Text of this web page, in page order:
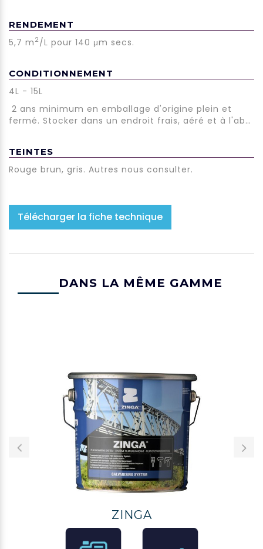
C3AMI656, C4ANI657, C4AMI657.
RENDEMENT
Rendement
5,7 m 2 /L pour 140 μm secs.
CONDITIONNEMENT
Conditionnement
4L - 15L
2 ans minimum en emballage d'origine plein et
fermé. Stocker dans un endroit frais, aéré et à l'abri
TEINTES
Description
Rouge brun, gris. Autres nous consulter.
Télécharger la fiche technique
DANS LA MÊME GAMME
ZINGA